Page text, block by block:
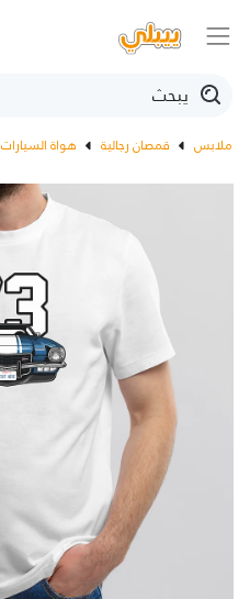
ملابس قمصان رجالية هواة السيارات